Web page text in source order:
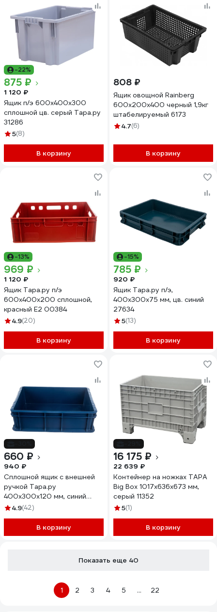
-22%
875 ₽
1 120 ₽
Ящик п/э 600x400x300
сплошной цв. серый Тара.ру
31286
5(8)
В корзину
808 ₽
Ящик овощной Rainberg
600х200х400 черный 1,9кг
штабелируемый 6173
4.7(6)
В корзину
-13%
969 ₽
1 120 ₽
Ящик Тара.ру п/э
600х400х200 сплошной,
красный E2 00384
4.9(20)
В корзину
-15%
785 ₽
920 ₽
Ящик Тара.ру п/э,
400x300x75 мм, цв. синий
27634
5(13)
В корзину
660 ₽
940 ₽
Сплошной ящик с внешней
ручкой Тара.ру
400х300х120 мм, синий
18588
4.9(42)
В корзину
16 175 ₽
22 639 ₽
Контейнер на ножках ТАРА
Big Box 1017х636х673 мм,
серый 11352
5(1)
В корзину
Показать еще 40
1 2 3 4 5 ... 22